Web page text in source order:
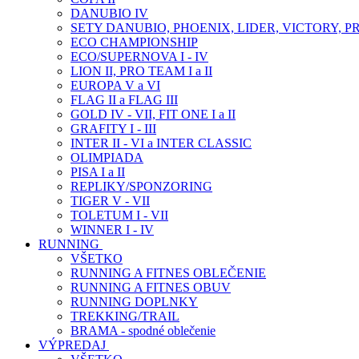
DANUBIO IV
SETY DANUBIO, PHOENIX, LIDER, VICTORY,
ECO CHAMPIONSHIP
ECO/SUPERNOVA I - IV
LION II, PRO TEAM I a II
EUROPA V a VI
FLAG II a FLAG III
GOLD IV - VII, FIT ONE I a II
GRAFITY I - III
INTER II - VI a INTER CLASSIC
OLIMPIADA
PISA I a II
REPLIKY/SPONZORING
TIGER V - VII
TOLETUM I - VII
WINNER I - IV
RUNNING
VŠETKO
RUNNING A FITNES OBLEČENIE
RUNNING A FITNES OBUV
RUNNING DOPLNKY
TREKKING/TRAIL
BRAMA - spodné oblečenie
VÝPREDAJ